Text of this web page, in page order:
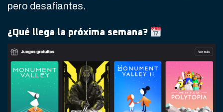
pero desafiantes.
¿Qué llega la próxima semana?